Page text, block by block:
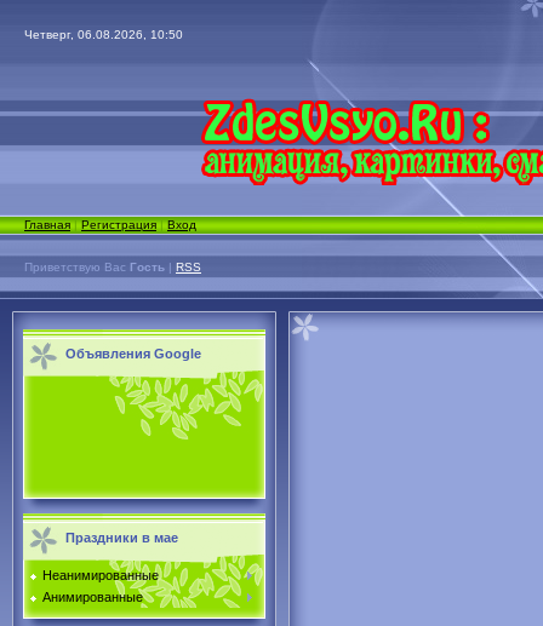
Четверг, 06.08.2026, 10:50
Главная|Регистрация|Вход
Приветствую Вас Гость | RSS
Объявления Google
Праздники в мае
Неанимированные
Анимированные